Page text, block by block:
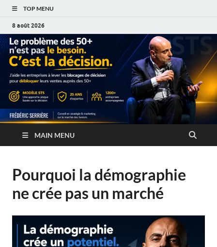
TOP MENU
8 août 2026
MAIN MENU
Pourquoi la démographie
ne crée pas un marché